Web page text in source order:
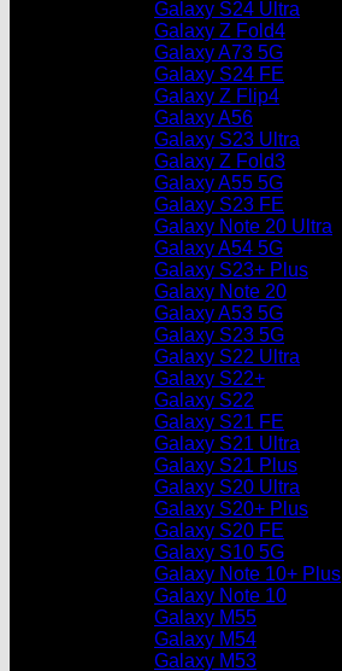
Galaxy S24 Ultra
Galaxy Z Fold4
Galaxy A73 5G
Galaxy S24 FE
Galaxy Z Flip4
Galaxy A56
Galaxy S23 Ultra
Galaxy Z Fold3
Galaxy A55 5G
Galaxy S23 FE
Galaxy Note 20 Ultra
Galaxy A54 5G
Galaxy S23+ Plus
Galaxy Note 20
Galaxy A53 5G
Galaxy S23 5G
Galaxy S22 Ultra
Galaxy S22+
Galaxy S22
Galaxy S21 FE
Galaxy S21 Ultra
Galaxy S21 Plus
Galaxy S20 Ultra
Galaxy S20+ Plus
Galaxy S20 FE
Galaxy S10 5G
Galaxy Note 10+ Plus
Galaxy Note 10
Galaxy M55
Galaxy M54
Galaxy M53